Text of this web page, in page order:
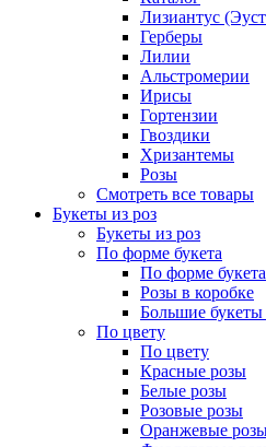
Лизиантус
Герберы
Лилии
Альстромерии
Ирисы
Гортензии
Гвоздики
Хризантемы
Розы
Смотреть все товары
Букеты из роз
Букеты из роз
По форме букета
По форме букета
Розы в коробке
Большие букеты
По цвету
По цвету
Красные розы
Белые розы
Розовые розы
Оранжевые